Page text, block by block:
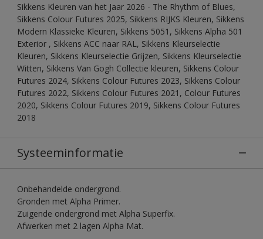
Sikkens Kleuren van het Jaar 2026 - The Rhythm of Blues,
Sikkens Colour Futures 2025, Sikkens RIJKS Kleuren, Sikkens
Modern Klassieke Kleuren, Sikkens 5051, Sikkens Alpha 501
Exterior , Sikkens ACC naar RAL, Sikkens Kleurselectie
Kleuren, Sikkens Kleurselectie Grijzen, Sikkens Kleurselectie
Witten, Sikkens Van Gogh Collectie kleuren, Sikkens Colour
Futures 2024, Sikkens Colour Futures 2023, Sikkens Colour
Futures 2022, Sikkens Colour Futures 2021, Colour Futures
2020, Sikkens Colour Futures 2019, Sikkens Colour Futures
2018
Systeeminformatie
Onbehandelde ondergrond.
Gronden met Alpha Primer.
Zuigende ondergrond met Alpha Superfix.
Afwerken met 2 lagen Alpha Mat.